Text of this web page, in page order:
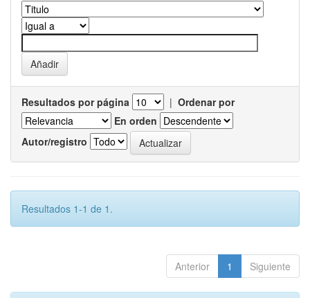
Resultados por página | Ordenar por
En orden
Autor/registro
Resultados 1-1 de 1.
Anterior 1 Siguiente